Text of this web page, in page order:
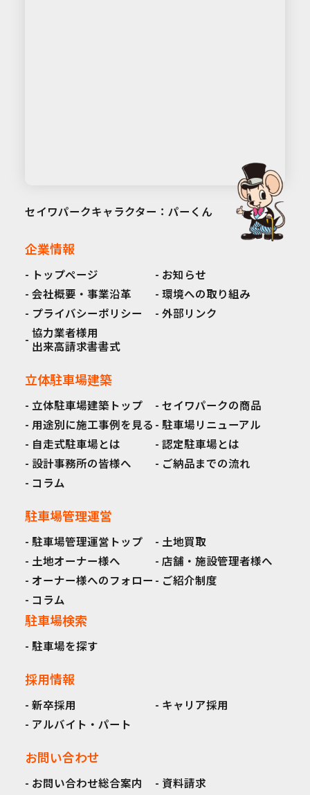
セイワパークキャラクター：パーくん
企業情報
トップページ
お知らせ
会社概要・事業沿革
環境への取り組み
プライバシーポリシー
外部リンク
協力業者様用
出来高請求書書式
立体駐車場建築
立体駐車場建築トップ
セイワパークの商品
用途別に施工事例を見る
駐車場リニューアル
自走式駐車場とは
認定駐車場とは
設計事務所の皆様へ
ご納品までの流れ
コラム
駐車場管理運営
駐車場管理運営トップ
土地買取
土地オーナー様へ
店舗・施設管理者様へ
オーナー様へのフォロー
ご紹介制度
コラム
駐車場検索
駐車場を探す
採用情報
新卒採用
キャリア採用
アルバイト・パート
お問い合わせ
お問い合わせ総合案内
資料請求